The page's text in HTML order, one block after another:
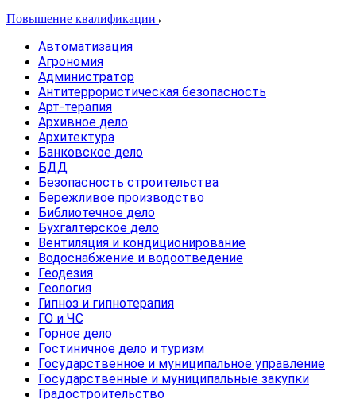
Повышение квалификации
Автоматизация
Агрономия
Администратор
Антитеррористическая безопасность
Арт-терапия
Архивное дело
Архитектура
Банковское дело
БДД
Безопасность строительства
Бережливое производство
Библиотечное дело
Бухгалтерское дело
Вентиляция и кондиционирование
Водоснабжение и водоотведение
Геодезия
Геология
Гипноз и гипнотерапия
ГО и ЧС
Горное дело
Гостиничное дело и туризм
Государственное и муниципальное управление
Государственные и муниципальные закупки
Градостроительство